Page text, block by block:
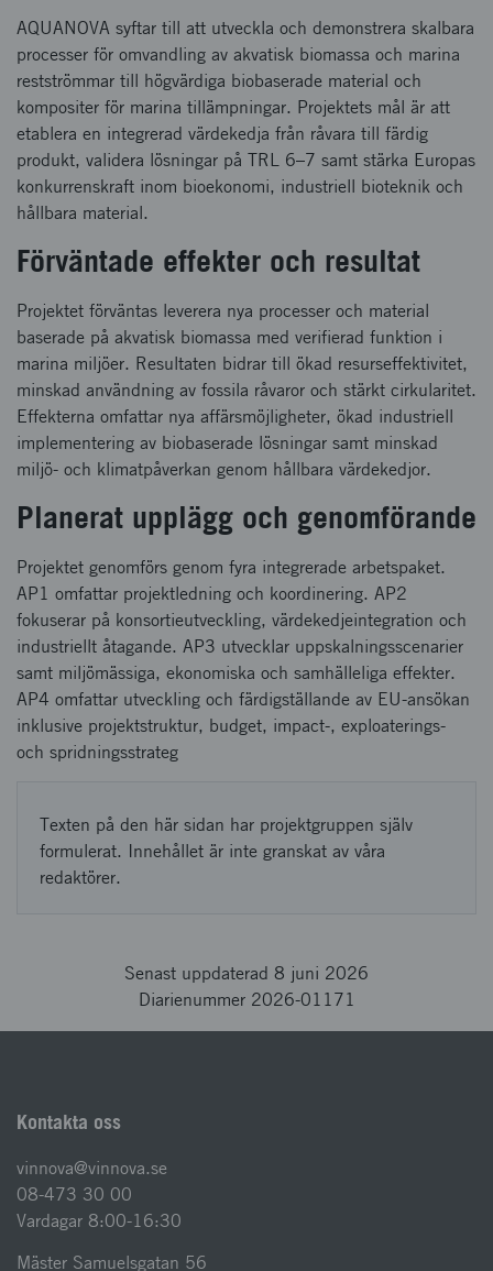
AQUANOVA syftar till att utveckla och demonstrera skalbara
processer för omvandling av akvatisk biomassa och marina
restströmmar till högvärdiga biobaserade material och
kompositer för marina tillämpningar. Projektets mål är att
etablera en integrerad värdekedja från råvara till färdig
produkt, validera lösningar på TRL 6–7 samt stärka Europas
konkurrenskraft inom bioekonomi, industriell bioteknik och
hållbara material.
Förväntade effekter och resultat
Projektet förväntas leverera nya processer och material
baserade på akvatisk biomassa med verifierad funktion i
marina miljöer. Resultaten bidrar till ökad resurseffektivitet,
minskad användning av fossila råvaror och stärkt cirkularitet.
Effekterna omfattar nya affärsmöjligheter, ökad industriell
implementering av biobaserade lösningar samt minskad
miljö- och klimatpåverkan genom hållbara värdekedjor.
Planerat upplägg och genomförande
Projektet genomförs genom fyra integrerade arbetspaket.
AP1 omfattar projektledning och koordinering. AP2
fokuserar på konsortieutveckling, värdekedjeintegration och
industriellt åtagande. AP3 utvecklar uppskalningsscenarier
samt miljömässiga, ekonomiska och samhälleliga effekter.
AP4 omfattar utveckling och färdigställande av EU-ansökan
inklusive projektstruktur, budget, impact-, exploaterings-
och spridningsstrateg
Texten på den här sidan har projektgruppen själv
formulerat. Innehållet är inte granskat av våra
redaktörer.
Senast uppdaterad 8 juni 2026
Diarienummer 2026-01171
Kontakta oss
vinnova@vinnova.se
08-473 30 00
Vardagar 8:00-16:30
Mäster Samuelsgatan 56